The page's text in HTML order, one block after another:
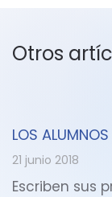
Otros
LOS
21 junio 2018
Escriben sus